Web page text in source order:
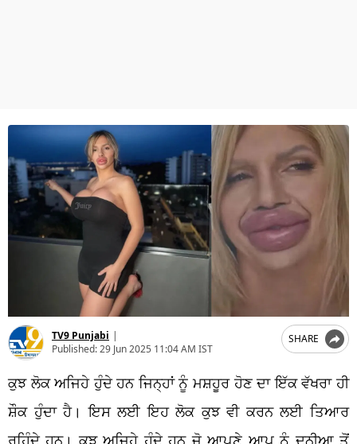
TV9 Punjabi |
Published:29 Jun 2025 11:04 AM IST
SHARE
ਕੁਝ ਲੋਕ ਅਜਿਹੇ ਹੁੰਦੇ ਹਨ ਜਿਨ੍ਹਾਂ ਨੂੰ ਮਸ਼ਹੂਰ ਹੋਣ ਦਾ ਇੱਕ ਵੱਖਰਾ ਹੀ
ਸ਼ੌਕ ਹੁੰਦਾ ਹੈ। ਇਸ ਲਈ ਇਹ ਲੋਕ ਕੁਝ ਵੀ ਕਰਨ ਲਈ ਤਿਆਰ
ਰਹਿੰਦੇ ਹਨ। ਕੁਝ ਅਜਿਹੇ ਹੁੰਦੇ ਹਨ ਜੋ ਆਪਣੇ ਆਪ ਨੂੰ ਦੁਨੀਆ ਤੋਂ